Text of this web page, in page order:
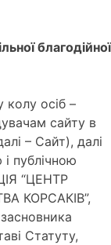
благодійної
осіб –
сайту в
– Сайт), далі
і публічною
“ЦЕНТР
КОРСАКІВ”,
Статуту,